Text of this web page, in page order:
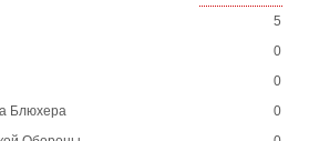
5
0
0
Блюхера
0